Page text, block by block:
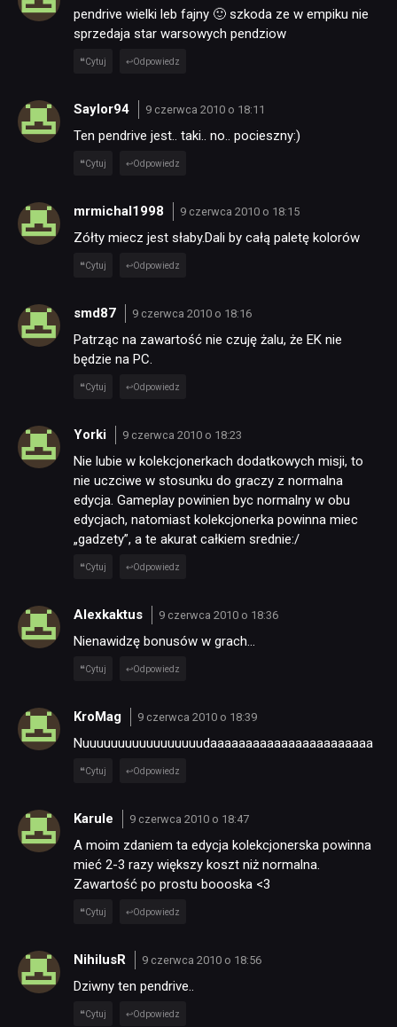
NEWSY
RECENZJE
PUBLICYSTYKA
KULTURA
RETRO
DYSKUSJE
JUŻ GRALIŚMY
SKLEP
pendrive wielki leb fajny 🙂 szkoda ze w empiku nie
sprzedaja star warsowych pendziow
Cytuj Odpowiedz
Saylor94 9 czerwca 2010 o 18:11
Ten pendrive jest.. taki.. no.. pocieszny:)
Cytuj Odpowiedz
mrmichal1998 9 czerwca 2010 o 18:15
Zółty miecz jest słaby.Dali by całą paletę kolorów
Cytuj Odpowiedz
smd87 9 czerwca 2010 o 18:16
Patrząc na zawartość nie czuję żalu, że EK nie
będzie na PC.
Cytuj Odpowiedz
Yorki 9 czerwca 2010 o 18:23
Nie lubie w kolekcjonerkach dodatkowych misji, to
nie uczciwe w stosunku do graczy z normalna
edycja. Gameplay powinien byc normalny w obu
edycjach, natomiast kolekcjonerka powinna miec
„gadzety”, a te akurat całkiem srednie:/
Cytuj Odpowiedz
Alexkaktus 9 czerwca 2010 o 18:36
Nienawidzę bonusów w grach…
Cytuj Odpowiedz
KroMag 9 czerwca 2010 o 18:39
Nuuuuuuuuuuuuuuuuudaaaaaaaaaaaaaaaaaaaaaaa
Cytuj Odpowiedz
Karule 9 czerwca 2010 o 18:47
A moim zdaniem ta edycja kolekcjonerska powinna
mieć 2-3 razy większy koszt niż normalna.
Zawartość po prostu boooska <3
Cytuj Odpowiedz
NihilusR 9 czerwca 2010 o 18:56
Dziwny ten pendrive..
Cytuj Odpowiedz